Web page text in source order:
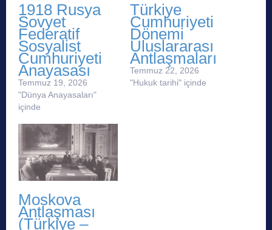
1918 Rusya
Sovyet
Federatif
Sosyalist
Cumhuriyeti
Anayasası
Temmuz 19, 2026
"Dünya Anayasaları"
içinde
Türkiye
Cumhuriyeti
Dönemi
Uluslararası
Antlaşmaları
Temmuz 22, 2026
"Hukuk tarihi" içinde
Moskova
Antlaşması
(Türkiye –